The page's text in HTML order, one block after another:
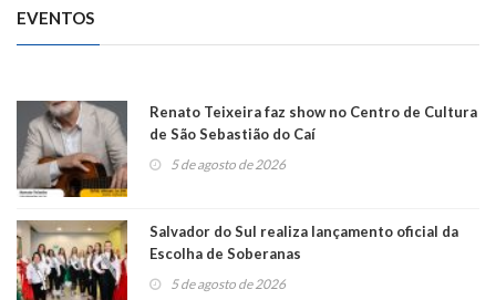
EVENTOS
Renato Teixeira faz show no Centro de Cultura
de São Sebastião do Caí
5 de agosto de 2026
Salvador do Sul realiza lançamento oficial da
Escolha de Soberanas
5 de agosto de 2026